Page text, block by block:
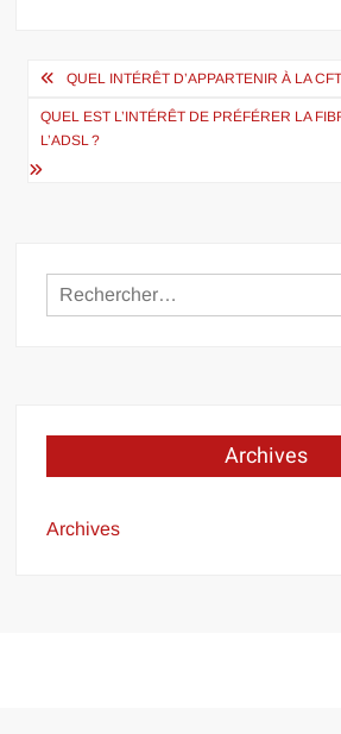
Navigation
de
l’article
QUEL INTÉRÊT D’APPARTENIR À LA
QUEL EST L’INTÉRÊT DE PRÉFÉRER LA
L’ADSL ?
Archives
Archives